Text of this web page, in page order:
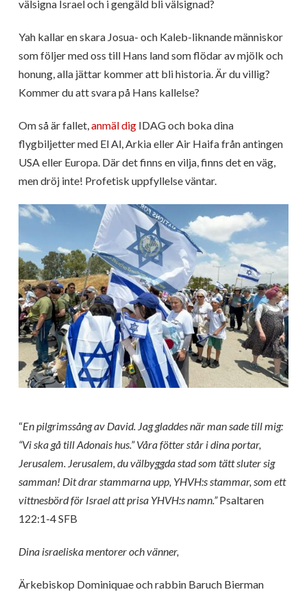
välsigna Israel och i gengäld bli välsignad?
Yah kallar en skara Josua- och Kaleb-liknande människor
som följer med oss till Hans land som flödar av mjölk och
honung, alla jättar kommer att bli historia. Är du villig?
Kommer du att svara på Hans kallelse?
Om så är fallet,anmäl digIDAG och boka dina
flygbiljetter med El Al, Arkia eller Air Haifa från antingen
USA eller Europa. Där det finns en vilja, finns det en väg,
men dröj inte! Profetisk uppfyllelse väntar.
“En pilgrimssång av David. Jag gladdes när man sade till mig:
“Vi ska gå till Adonais hus.” Våra fötter står i dina portar,
Jerusalem. Jerusalem, du välbyggda stad som tätt sluter sig
samman! Dit drar stammarna upp, YHVH:s stammar, som ett
vittnesbörd för Israel att prisa YHVH:s namn.”Psaltaren
122:1-4 SFB
Dina israeliska mentorer och vänner,
Ärkebiskop Dominiquae och rabbin Baruch Bierman